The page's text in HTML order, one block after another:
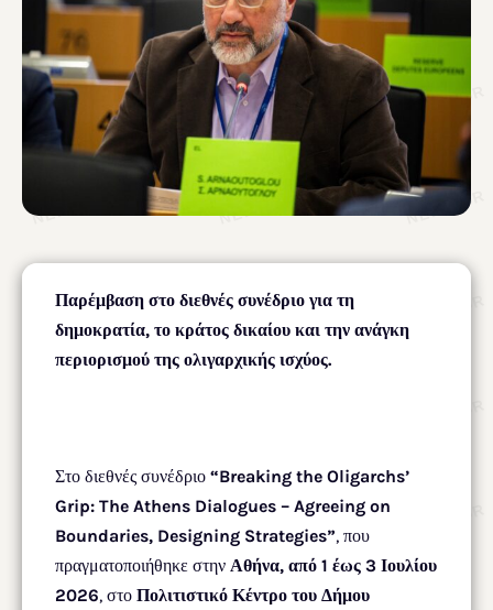
Παρέμβαση στο διεθνές συνέδριο για τη
δημοκρατία, το κράτος δικαίου και την ανάγκη
περιορισμού της ολιγαρχικής ισχύος.
Στο διεθνές συνέδριο “Breaking the Oligarchs’
Grip: The Athens Dialogues – Agreeing on
Boundaries, Designing Strategies”, που
πραγματοποιήθηκε στην Αθήνα, από 1 έως 3 Ιουλίου
2026, στο Πολιτιστικό Κέντρο του Δήμου